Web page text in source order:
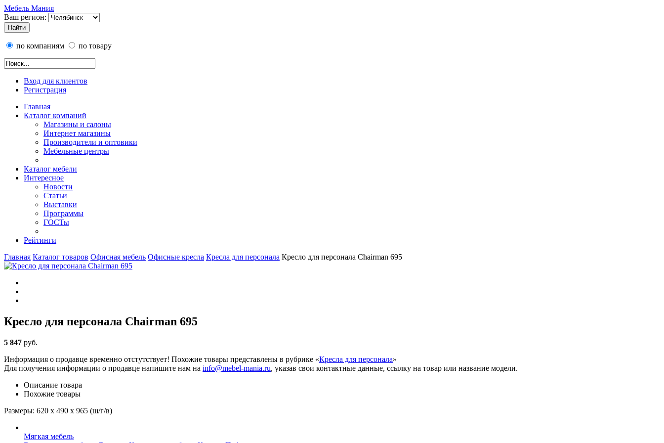
Мебель Мания
Ваш регион:
по компаниям по товару
Вход для клиентов
Регистрация
Главная
Каталог компаний
Магазины и салоны
Интернет магазины
Производители и оптовики
Мебельные центры
Каталог мебели
Интересное
Новости
Статьи
Выставки
Программы
ГОСТы
Рейтинги
Главная Каталог товаров Офисная мебель Офисные кресла Кресла для персонала Кресло для персонала Chairman 695
Кресло для персонала Chairman 695
5 847 руб.
Информация о продавце временно отстутствует! Похожие товары представлены в рубрике «Кресла для персонала»
Для получения информации о продавце напишите нам на info@mebel-mania.ru, указав свои контактные данные, ссылку на товар или название модели.
Описание товара
Похожие товары
Размеры: 620 x 490 x 965 (ш/г/в)
Мягкая мебель